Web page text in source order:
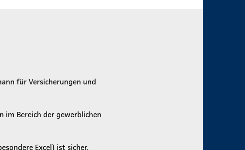
für Versicherungen und
im Bereich der gewerblichen
Excel) ist sicher.